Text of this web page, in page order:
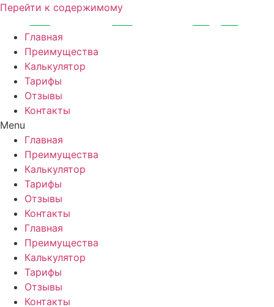
Перейти к содержимому
Главная
Преимущества
Калькулятор
Тарифы
Отзывы
Контакты
Menu
Главная
Преимущества
Калькулятор
Тарифы
Отзывы
Контакты
Главная
Преимущества
Калькулятор
Тарифы
Отзывы
Контакты